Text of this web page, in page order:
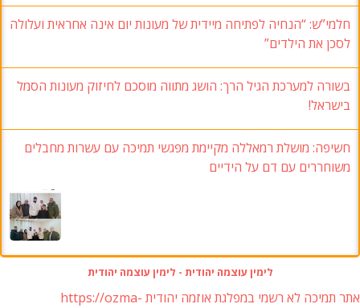
חלמי”ש: “הנחיה לפתיחה מיידית של מעונות יום אינה אחראית ועלולה
לסכן את הילדים”
בשורה למערכת הגיל הרך: הושג מתווה מוסכם לחיזוק מעונות הסמל
בישראל!
חשיפה: מושלת רמאללה מקיימת מפגשי תמיכה עם עשרות מחבלים
משוחררים עם דם על הידיים
לימין עוצמה יהודית - לימין עוצמה יהודית
אתר תמיכה לא רשמי במפלגת אוזמה יהודית https://ozma-